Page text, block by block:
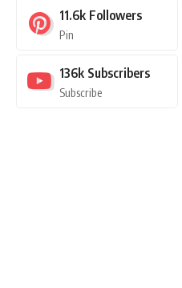
11.6k Followers
Pin
136k Subscribers
Subscribe